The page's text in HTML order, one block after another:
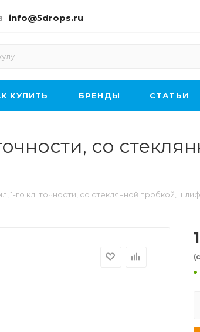
info@5drops.ru
КУПИТЬ БРЕНДЫ CТАТЬИ
со
1-го кл. точности, со стеклянной пробкой, шлиф